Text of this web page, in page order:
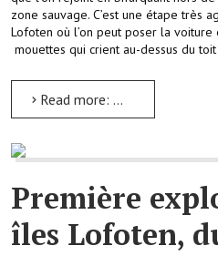
zone sauvage. C’est une étape très
Lofoten où l’on peut poser la
mouettes qui crient au-dessus du
Read more: Une pause hors du temps dans le magnifique Nusfjord aux Lofoten
Première
îles Lofoten,